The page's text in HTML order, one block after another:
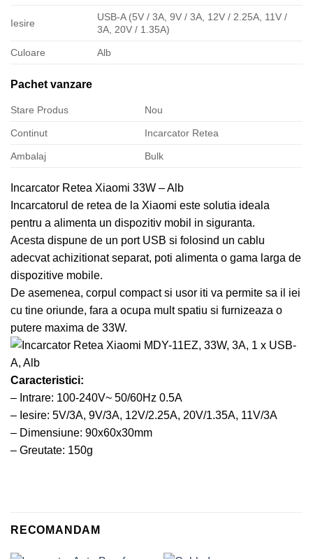
Iesire
USB-A (5V / 3A, 9V / 3A, 12V / 2.25A, 11V /
3A, 20V / 1.35A)
Culoare Alb
Pachet vanzare
Stare Produs Nou
Continut Incarcator Retea
Ambalaj Bulk
Incarcator Retea Xiaomi 33W – Alb
Incarcatorul de retea de la Xiaomi este solutia ideala
pentru a alimenta un dispozitiv mobil in siguranta.
Acesta dispune de un port USB si folosind un cablu
adecvat achizitionat separat, poti alimenta o gama larga de
dispozitive mobile.
De asemenea, corpul compact si usor iti va permite sa il iei
cu tine oriunde, fara a ocupa mult spatiu si furnizeaza o
putere maxima de 33W.
Caracteristici:
– Intrare: 100-240V~ 50/60Hz 0.5A
– Iesire: 5V/3A, 9V/3A, 12V/2.25A, 20V/1.35A, 11V/3A
– Dimensiune: 90x60x30mm
– Greutate: 150g
RECOMANDAM